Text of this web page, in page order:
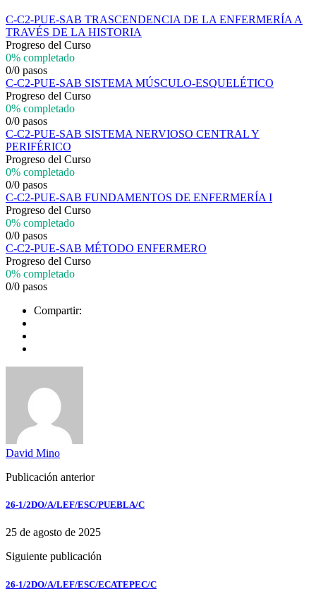
C-C2-PUE-SAB TRASCENDENCIA DE LA ENFERMERÍA A
TRAVÉS DE LA HISTORIA
Progreso del Curso
0% completado
0/0 pasos
C-C2-PUE-SAB SISTEMA MÚSCULO-ESQUELÉTICO
Progreso del Curso
0% completado
0/0 pasos
C-C2-PUE-SAB SISTEMA NERVIOSO CENTRAL Y
PERIFÉRICO
Progreso del Curso
0% completado
0/0 pasos
C-C2-PUE-SAB FUNDAMENTOS DE ENFERMERÍA I
Progreso del Curso
0% completado
0/0 pasos
C-C2-PUE-SAB MÉTODO ENFERMERO
Progreso del Curso
0% completado
0/0 pasos
Compartir:
David Mino
Publicación anterior
26-1/2DO/A/LEF/ESC/PUEBLA/C
25 de agosto de 2025
Siguiente publicación
26-1/2DO/A/LEF/ESC/ECATEPEC/C